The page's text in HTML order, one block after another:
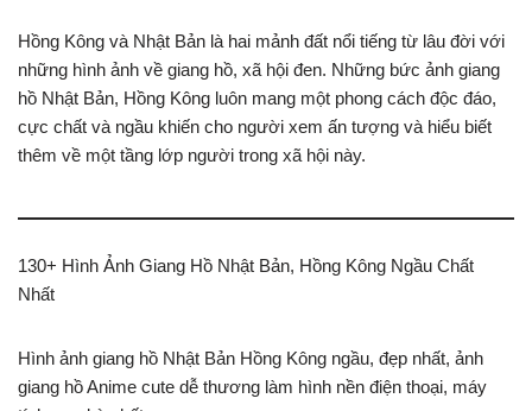
Hồng Kông và Nhật Bản là hai mảnh đất nổi tiếng từ lâu đời với
những hình ảnh về giang hồ, xã hội đen. Những bức ảnh giang
hồ Nhật Bản, Hồng Kông luôn mang một phong cách độc đáo,
cực chất và ngầu khiến cho người xem ấn tượng và hiểu biết
thêm về một tầng lớp người trong xã hội này.
130+ Hình Ảnh Giang Hồ Nhật Bản, Hồng Kông Ngầu Chất
Nhất
Hình ảnh giang hồ Nhật Bản Hồng Kông ngầu, đẹp nhất, ảnh
giang hồ Anime cute dễ thương làm hình nền điện thoại, máy